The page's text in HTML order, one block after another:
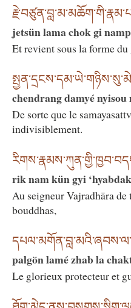
jetsün lama chok gi
Et revient sous la forme
chendrang damyé
De sorte que le
indivisiblement.
rik nam kün gyi
Au seigneur Vajradhāra
bouddhas,
palgön lamé zhab la
Le glorieux protecteur et